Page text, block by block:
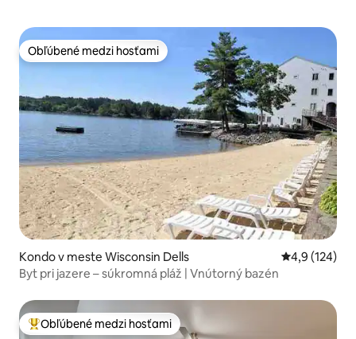
Obľúbené medzi hosťami
Obľúbené medzi hosťami
Kondo v meste Wisconsin Dells Priemerné
4,9 (124)
Byt pri jazere – súkromná pláž | Vnútorný bazén
Najobľúbenejšie medzi hosťami
Obľúbené medzi hosťami